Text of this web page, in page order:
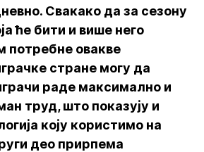
Свакако да за сезону
ће бити и више него
потребне овакве
стране могу да
раде максимално и
труд, што показују и
коју користимо на
део прирпема